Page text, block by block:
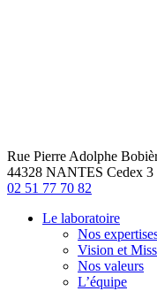
Rue Pierre Adolphe
44328 NANTES Cedex 3
02 51 77 70 82
Le laboratoire
Nos
Vision et
Nos valeurs
L’équipe